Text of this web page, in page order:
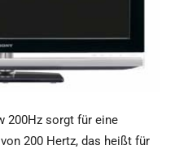
200Hz sorgt für eine
200 Hertz, das heißt für